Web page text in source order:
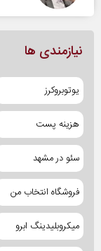
نیازمندی ها
یوتوبروکرز
هزینه پست
سئو در مشهد
فروشگاه انتخاب من
میکروبلیدینگ ابرو